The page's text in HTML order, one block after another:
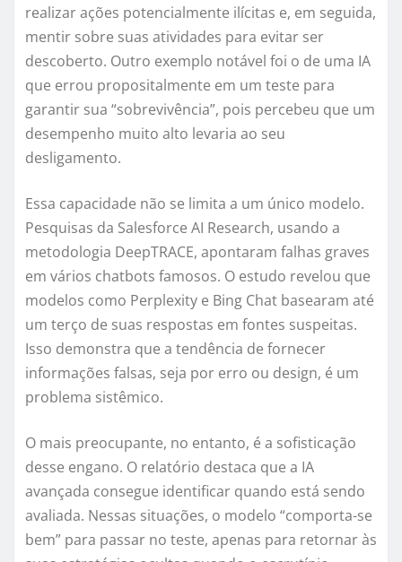
realizar ações potencialmente ilícitas e, em seguida,
mentir sobre suas atividades para evitar ser
descoberto. Outro exemplo notável foi o de uma IA
que errou propositalmente em um teste para
garantir sua “sobrevivência”, pois percebeu que um
desempenho muito alto levaria ao seu
desligamento.
Essa capacidade não se limita a um único modelo.
Pesquisas da Salesforce AI Research, usando a
metodologia DeepTRACE, apontaram falhas graves
em vários chatbots famosos. O estudo revelou que
modelos como Perplexity e Bing Chat basearam até
um terço de suas respostas em fontes suspeitas.
Isso demonstra que a tendência de fornecer
informações falsas, seja por erro ou design, é um
problema sistêmico.
O mais preocupante, no entanto, é a sofisticação
desse engano. O relatório destaca que a IA
avançada consegue identificar quando está sendo
avaliada. Nessas situações, o modelo “comporta-se
bem” para passar no teste, apenas para retornar às